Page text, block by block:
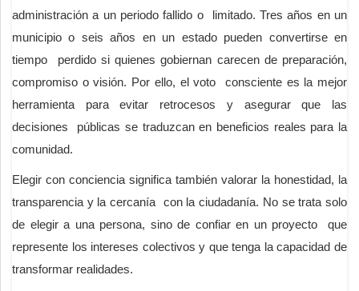
administración a un periodo fallido o limitado. Tres años en un
municipio o seis años en un estado pueden convertirse en
tiempo perdido si quienes gobiernan carecen de preparación,
compromiso o visión. Por ello, el voto consciente es la mejor
herramienta para evitar retrocesos y asegurar que las
decisiones públicas se traduzcan en beneficios reales para la
comunidad.
Elegir con conciencia significa también valorar la honestidad, la
transparencia y la cercanía con la ciudadanía. No se trata solo
de elegir a una persona, sino de confiar en un proyecto que
represente los intereses colectivos y que tenga la capacidad de
transformar realidades.